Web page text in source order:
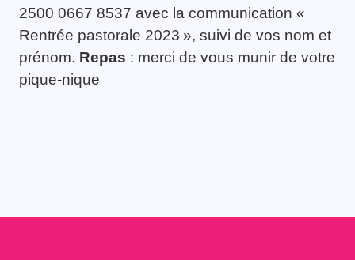
2500 0667 8537 avec la communication «
Rentrée pastorale 2023 », suivi de vos nom et
prénom. Repas : merci de vous munir de votre
pique-nique